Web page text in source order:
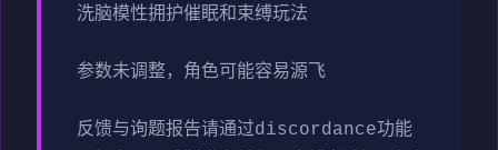
洗脑模性拥护催眠和束缚玩法
参数未调整，角色可能容易源飞
反馈与询题报告请通过discordance功能